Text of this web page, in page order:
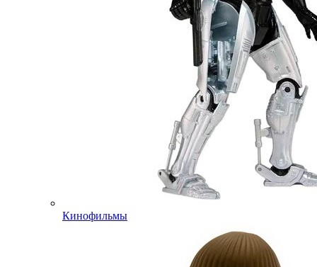
Кинофильмы